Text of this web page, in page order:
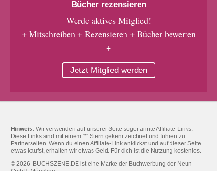
Bücher rezensieren
Werde aktives Mitglied!
+ Mitschreiben + Rezensieren + Bücher bewerten
+
Jetzt Mitglied werden
Hinweis: Wir verwenden auf unserer Seite sogenannte Affiliate-Links.
Diese Links sind mit einem ‘*‘ Stern gekennzeichnet und führen zu
Partnerseiten. Wenn du einen Affiliate-Link anklickst und auf dieser Seite
etwas kaufst, erhalten wir etwas Geld. Für dich ist die Nutzung kostenlos.
© 2026. BUCHSZENE.DE ist eine Marke der Buchwerbung der Neun